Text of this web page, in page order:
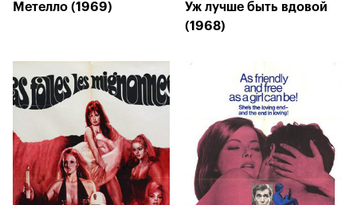
Метелло (1969)
Уж лучше быть вдовой
(1968)